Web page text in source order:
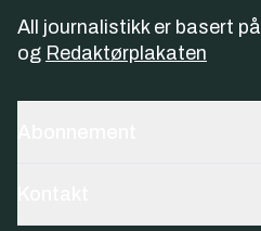
All journalistikk er basert på
og Redaktørplakaten